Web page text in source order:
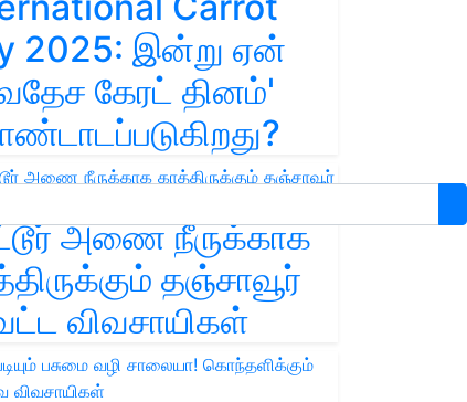
2025: இன்று ஏன்
கேரட் தினம்'
அணை நீருக்காக
தஞ்சாவூர்
விவசாயிகள்